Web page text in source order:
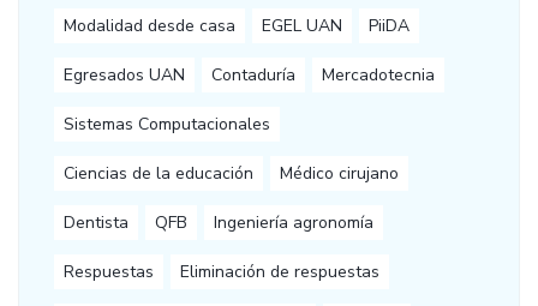
Modalidad desde casa EGEL UAN PiiDA
Egresados UAN Contaduría Mercadotecnia
Sistemas Computacionales
Ciencias de la educación Médico cirujano
Dentista QFB Ingeniería agronomía
Respuestas Eliminación de respuestas